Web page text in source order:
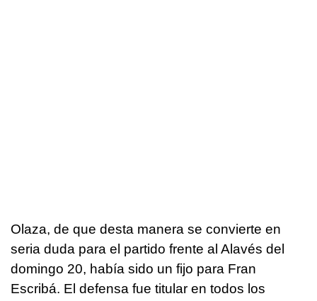
Olaza, de que desta manera se convierte en
seria duda para el partido frente al Alavés del
domingo 20, había sido un fijo para Fran
Escribá. El defensa fue titular en todos los